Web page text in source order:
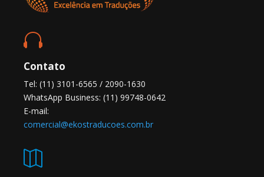

Contato
Tel: (11) 3101-6565 / 2090-1630
WhatsApp Business: (11) 99748-0642
E-mail:
comercial@ekostraducoes.com.br
